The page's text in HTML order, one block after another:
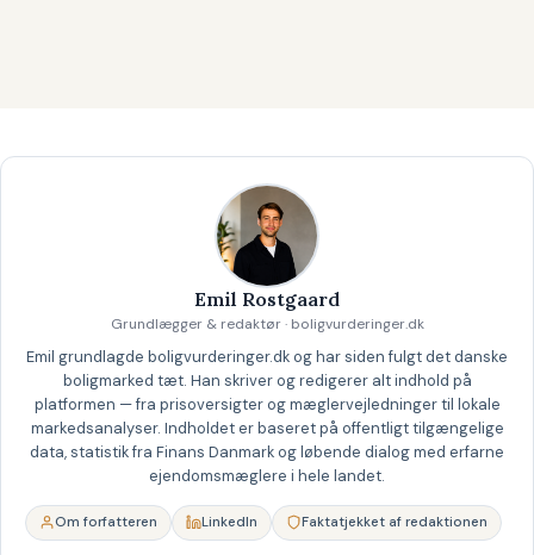
Emil Rostgaard
Grundlægger & redaktør · boligvurderinger.dk
Emil grundlagde boligvurderinger.dk og har siden fulgt det danske
boligmarked tæt. Han skriver og redigerer alt indhold på
platformen — fra prisoversigter og mæglervejledninger til lokale
markedsanalyser. Indholdet er baseret på offentligt tilgængelige
data, statistik fra Finans Danmark og løbende dialog med erfarne
ejendomsmæglere i hele landet.
Om forfatteren LinkedIn Faktatjekket af redaktionen